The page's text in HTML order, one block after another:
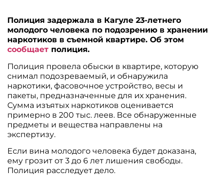
Полиция задержала в Кагуле 23-летнего
молодого человека по подозрению в хранении
наркотиков в съемной квартире. Об этом
сообщает полиция.
Полиция провела обыски в квартире, которую
снимал подозреваемый, и обнаружила
наркотики, фасовочное устройство, весы и
пакеты, предназначенные для их хранения.
Сумма изъятых наркотиков оценивается
примерно в 200 тыс. леев. Все обнаруженные
предметы и вещества направлены на
экспертизу.
Если вина молодого человека будет доказана,
ему грозит от 3 до 6 лет лишения свободы.
Полиция расследует дело.